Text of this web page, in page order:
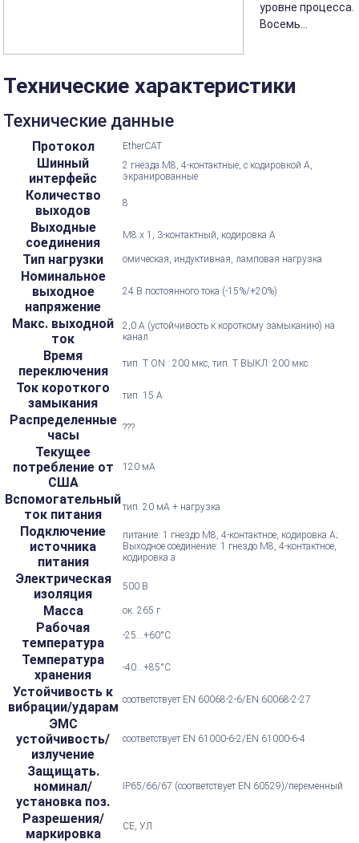
уровне процесса.
Восемь...
Технические характеристики
Технические данные
Протокол EtherCAT
Шинный
интерфейс
2 гнезда M8, 4-контактные, с кодировкой А,
экранированные
Количество
выходов
8
Выходные
соединения
M8 x 1, 3-контактный, кодировка А
Тип нагрузки омическая, индуктивная, ламповая нагрузка
Номинальное
выходное
напряжение
24 В постоянного тока (-15%/+20%)
Макс. выходной
ток
2,0 А (устойчивость к короткому замыканию) на
канал
Время
переключения
тип. T ON : 200 мкс, тип. Т ВЫКЛ: 200 мкс
Ток короткого
замыкания
тип. 15 А
Распределенные
часы
???
Текущее
потребление от
США
120 мА
Вспомогательный
ток питания
тип. 20 мА + нагрузка
Подключение
источника
питания
питание: 1 гнездо M8, 4-контактное, кодировка А;
Выходное соединение: 1 гнездо M8, 4-контактное,
кодировка a
Электрическая
изоляция
500 В
Масса ок. 265 г
Рабочая
температура
-25...+60°С
Температура
хранения
-40...+85°С
Устойчивость к
вибрации/ударам соответствует EN 60068-2-6/EN 60068-2-27
ЭМС
устойчивость/
излучение
соответствует EN 61000-6-2/EN 61000-6-4
Защищать.
номинал/
установка поз.
IP65/66/67 (соответствует EN 60529)/переменный
Разрешения/
маркировка
CE, УЛ